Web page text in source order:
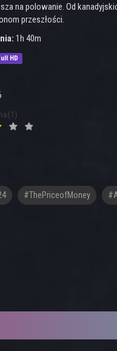
na polowanie. Od
przeszłości.
1h 40m
HD
#ThePriceofMoney